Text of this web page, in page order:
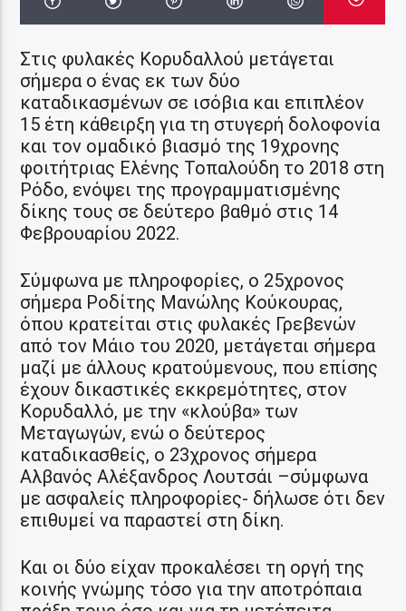
Στις φυλακές Κορυδαλλού μετάγεται
σήμερα ο ένας εκ των δύο
καταδικασμένων σε ισόβια και επιπλέον
15 έτη κάθειρξη για τη στυγερή δολοφονία
και τον ομαδικό βιασμό της 19χρονης
φοιτήτριας Ελένης Τοπαλούδη το 2018 στη
Ρόδο, ενόψει της προγραμματισμένης
δίκης τους σε δεύτερο βαθμό στις 14
Φεβρουαρίου 2022.
Σύμφωνα με πληροφορίες, ο 25χρονος
σήμερα Ροδίτης Μανώλης Κούκουρας,
όπου κρατείται στις φυλακές Γρεβενών
από τον Μάιο του 2020, μετάγεται σήμερα
μαζί με άλλους κρατούμενους, που επίσης
έχουν δικαστικές εκκρεμότητες, στον
Κορυδαλλό, με την «κλούβα» των
Μεταγωγών, ενώ ο δεύτερος
καταδικασθείς, ο 23χρονος σήμερα
Αλβανός Αλέξανδρος Λουτσάι –σύμφωνα
με ασφαλείς πληροφορίες- δήλωσε ότι δεν
επιθυμεί να παραστεί στη δίκη.
Και οι δύο είχαν προκαλέσει τη οργή της
κοινής γνώμης τόσο για την αποτρόπαια